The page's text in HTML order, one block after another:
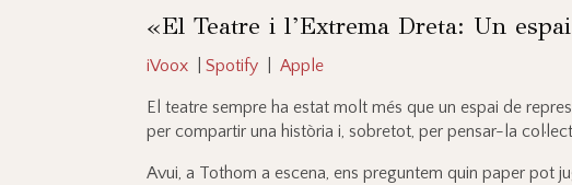
«El Teatre i l’Extrema Dreta: Un
iVoox |Spotify |Apple
El teatre sempre ha estat molt més que un espai de
per compartir una història i, sobretot, per pensar-la
Avui, a Tothom a escena, ens preguntem quin paper pot